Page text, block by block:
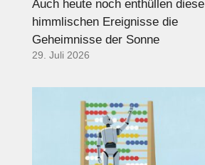
Auch heute noch enthüllen diese
himmlischen Ereignisse die
Geheimnisse der Sonne
29. Juli 2026